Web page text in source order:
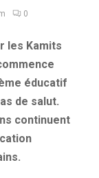
0
les Kamits
éducatif
de salut.
continuent